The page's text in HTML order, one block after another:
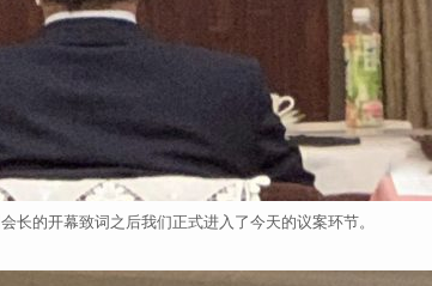
长的开幕致词之后我们正式进入了今天的议案环节。